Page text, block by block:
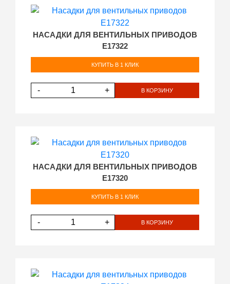
НАСАДКИ ДЛЯ ВЕНТИЛЬНЫХ ПРИВОДОВ
E17322
КУПИТЬ В 1 КЛИК
- + В КОРЗИНУ
НАСАДКИ ДЛЯ ВЕНТИЛЬНЫХ ПРИВОДОВ
E17320
КУПИТЬ В 1 КЛИК
- + В КОРЗИНУ